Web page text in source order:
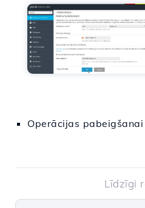
Operācijas
Līdzīgi